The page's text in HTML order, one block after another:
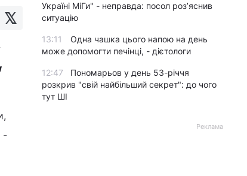
-
Україні МіГи" - неправда: посол роз’яснив
ситуацію
13:11
Одна чашка цього напою на день
може допомогти печінці, - дієтологи
12:47
Пономарьов у день 53-річчя
розкрив "свій найбільший секрет": до чого
тут ШІ
Реклама